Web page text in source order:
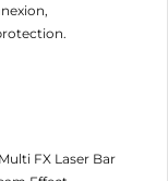
FX Laser Bar